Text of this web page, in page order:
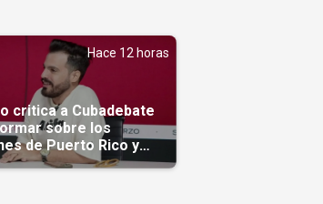
Hace 12 horas
critica a Cubadebate
sobre los
de Puerto Rico y
la crisis en Cuba